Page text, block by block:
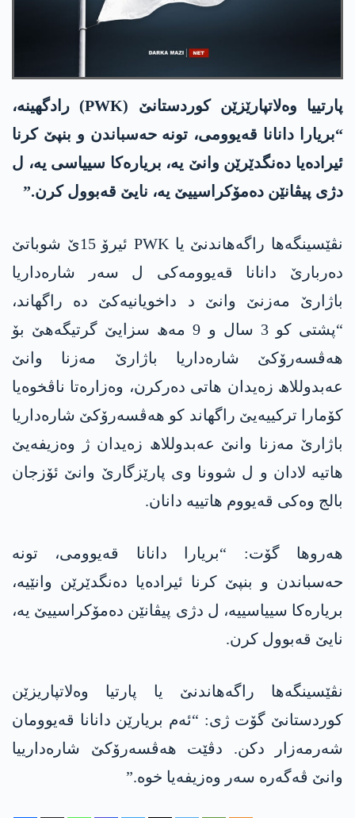
پارتییا وەلاتپارێزێن کوردستانێ (PWK) رادگھینە،
“بریارا دانانا قەیوومی، تونە حەسباندن و بنپێ کرنا
ئیرادەیا دەنگدێرێن وانێ یە، بریارەکا سییاسی یە، ل
دژی پیڤانێن دەمۆکراسییێ یە، نایێ قەبوول کرن.”
نڤێسینگەها راگەھاندنێ یا PWK ئیرۆ 15ێ شوباتێ
دەربارێ دانانا قەیوومەکی ل سەر شارەداریا
باژارێ مەزنێ وانێ د داخویانیەکێ دە راگھاند،
“پشتی کو 3 سال و 9 مەھ سزایێ گرتیگەھێ بۆ
ھەڤسەرۆکێ شارەداریا باژارێ مەزنا وانێ
عەبدوللاھ زەیدان ھاتی دەرکرن، وەزارەتا ناڤخوەیا
کۆمارا ترکییەیێ راگھاند کو ھەڤسەرۆکێ شارەداریا
باژارێ مەزنا وانێ عەبدوللاھ زەیدان ژ وەزیفەیێ
هاتیە لادان و ل شوونا وی پارێزگارێ وانێ ئۆزجان
بالج وەکی قەیووم ھاتییە دانان.
ھەروھا گۆت: “بریارا دانانا قەیوومی، تونە
حەسباندن و بنپێ کرنا ئیرادەیا دەنگدێرێن وانێیە،
بریارەکا سییاسییە، ل دژی پیڤانێن دەمۆکراسییێ یە،
نایێ قەبوول کرن.
نڤێسینگەها راگەھاندنێ یا پارتیا وەلاتپاریزێن
کوردستانێ گۆت ژی: “ئەم بریارێن دانانا قەیوومان
شەرمەزار دکن. دڤێت ھەڤسەرۆکێ شارەدارییا
وانێ ڤەگەرە سەر وەزیفەیا خوە.”